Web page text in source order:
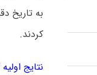
به تاریخ
کردند.
نتایج